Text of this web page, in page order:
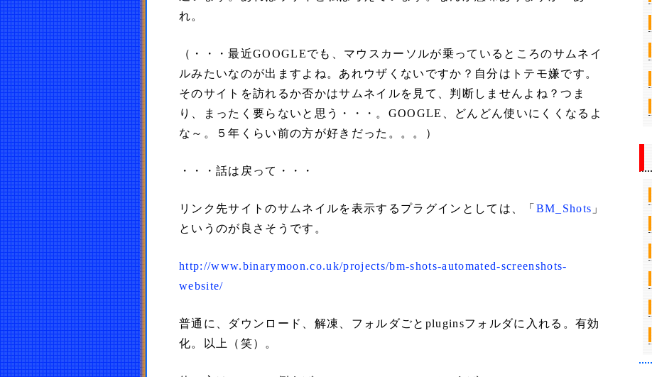
れ。
（・・・最近GOOGLEでも、マウスカーソルが乗っているところのサムネイ
ルみたいなのが出ますよね。あれウザくないですか？自分はトテモ嫌です。
そのサイトを訪れるか否かはサムネイルを見て、判断しませんよね？つま
り、まったく要らないと思う・・・。GOOGLE、どんどん使いにくくなるよ
な～。５年くらい前の方が好きだった。。。）
・・・話は戻って・・・
リンク先サイトのサムネイルを表示するプラグインとしては、「 BM_Shots 」
というのが良さそうです。
http://www.binarymoon.co.uk/projects/bm-shots-automated-screenshots-
website/
普通に、ダウンロード、解凍、フォルダごとpluginsフォルダに入れる。有効
化。以上（笑）。